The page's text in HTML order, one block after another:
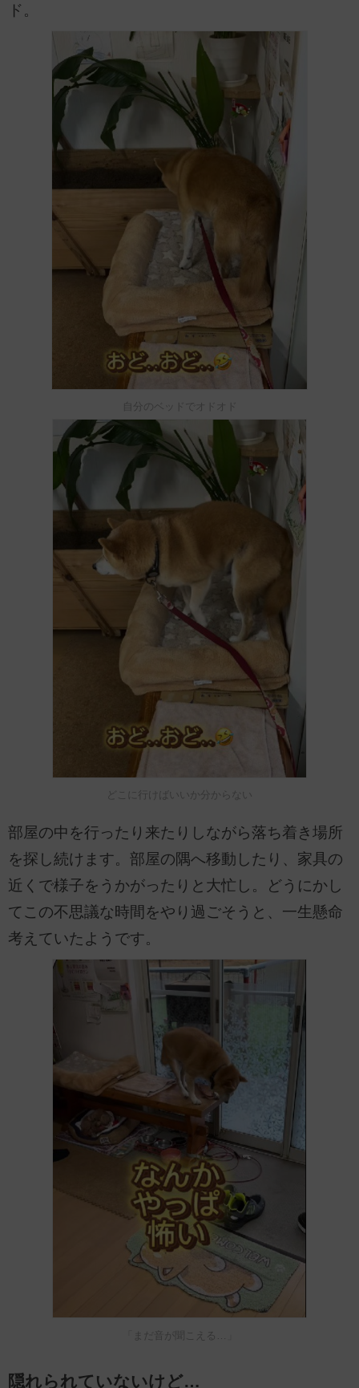
ド。
自分のベッドでオドオド
どこに行けばいいか分からない
部屋の中を行ったり来たりしながら落ち着き場所
を探し続けます。部屋の隅へ移動したり、家具の
近くで様子をうかがったりと大忙し。どうにかし
てこの不思議な時間をやり過ごそうと、一生懸命
考えていたようです。
「まだ音が聞こえる…」
隠れられていないけど…